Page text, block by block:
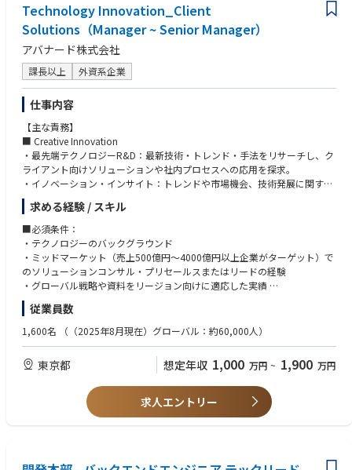
・プレイングマネージャー志向
・顧客志向の高さ（直接の顧客対応も厭わない姿勢）
・日本市場の戦略と、グローバル・APACそれぞれの戦略を理解し整合性
を図れるバランス感覚のある方
Technology Innovation_Client
Solutions（Manager ~ Senior Manager）
アバナード株式会社
課長以上 外資系企業
仕事内容
【主な責務】
■ Creative Innovation
・最先端テクノロジーR&D：最新技術・トレンド・手法をリサーチし、ク
ライアント向けソリューションや社内プロセスへの応用を探求。
・イノベーション・インサイト：トレンドや市場機会、技術発展に関する
データを収集・分析し、リーダーシップメッセージを発信。社内外へのイ
ノベーション情報発信や、リージョン横断のネットワーク構築による知
識・アイデア共有を推進。
・クライアント・イノベーション：クライアントと直接連携し、イノベー
ション機会を創出。革新的ソリューション導入の専門知識を提供。
・テクノロジーR&D：新しいアイデアやプロトタイプの検証・開発。
・ソリューション・イノベーション：クライアントソリューションにイノ
ベーションを組み込み、新しいソリューションをインキュベート。顧客価
値を高め、市場トレンドに即応。
・プラットフォーム・イノベーション：ミッドマーケット向けに、再現可
能でコスト効率の高い革新的プラットフォーム製品を開発。
■ Strategic Innovation Programs
・イノベーション・マネジメント：特定のイノベーション施策をリード
【このポジションの魅力】
求める経験 / スキル
■必須条件：
・テクノロジーのバックグラウンド
・ミッドマーケット（売上500億円～4000億円以上企業がターゲット）で
のソリューションコンサル・プリセールスまたはリードの経験
・グローバル戦略や資料をリージョン向けに適応した実績
・データ分析を通じた意思決定支援の経験
・組織内外の複数レベルのステークホルダーとの連携経験
・マーケットの動向を理解し、ポートフォリオの実行・調整に活かせる知
従業員数
1,600名 （（2025年8月現在）グローバル：約60,000人）
東京都 想定年収 1,000 万円 ~ 1,900 万円
求人エントリー